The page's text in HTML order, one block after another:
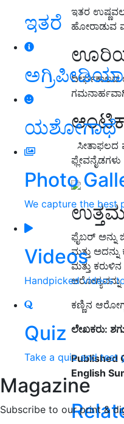
ಇತರೆ
ಅಗ್ರಿಪೀಡಿಯಾ
ಯಶೋಗಾಥೆ
Photo
We capture the best
Videos
Handpicked videos
Quiz
Take a quiz and test
Magazine
Subscribe to our print &
ಇತರ
ಹೋರಾಡುವ
ದೀರ್ಘಕಾಲದ
ಸೀತಾಫಲದ
ಉತ್ತಮ
ಫೈಬರ್ ಅನ್ನು
ಮತ್ತು
ಮತ್ತು
ಆರೋಗ್ಯವನ್ನು
ಕಣ್ಣಿನ
ಲೇಖಕರು:
Published
English